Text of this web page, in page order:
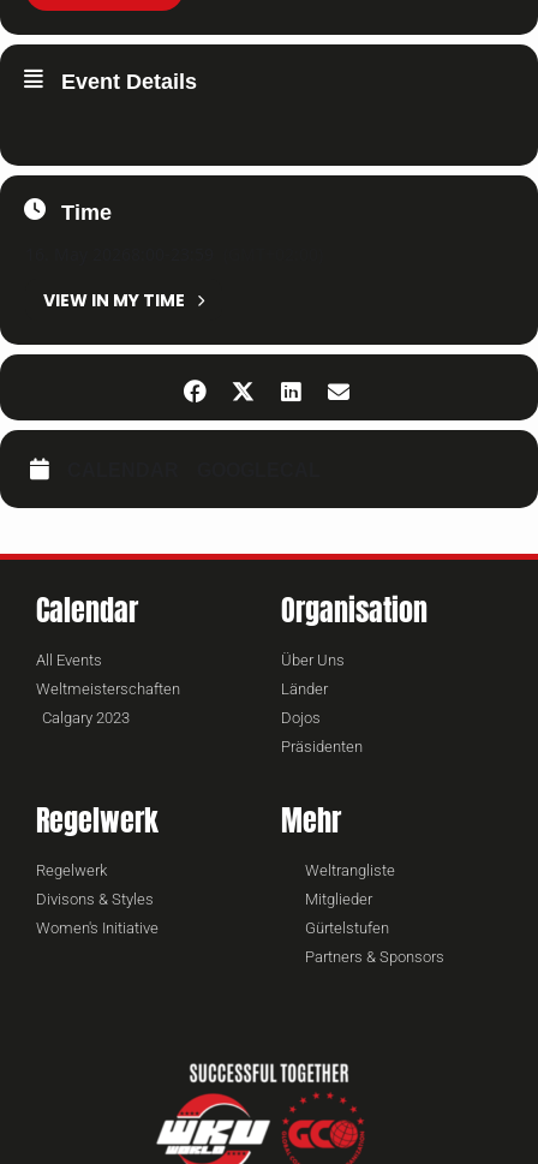
Event Details
Time
VIEW IN MY TIME
Calendar
All Events
Weltmeisterschaften
Calgary 2023
Organisation
Über Uns
Länder
Dojos
Präsidenten
Regelwerk
Regelwerk
Divisons & Styles
Women's Initiative
Mehr
Weltrangliste
Mitglieder
Gürtelstufen
Partners & Sponsors